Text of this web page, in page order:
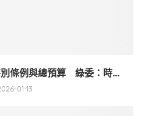
條例與總預算 綠委：時...
01-13